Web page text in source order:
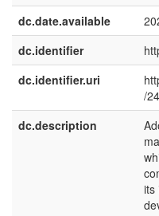
dc.date.available
dc.identifier
dc.identifier.uri
/
dc.description
its